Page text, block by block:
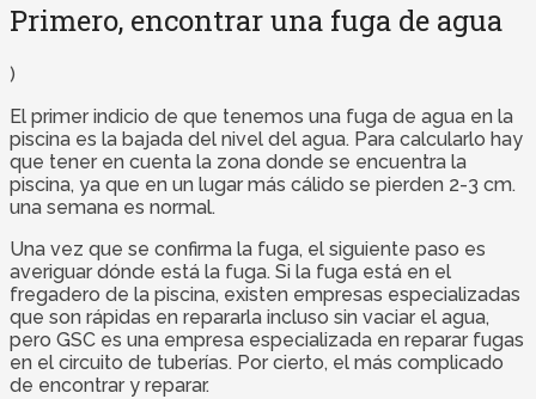
Primero, encontrar una fuga de agua
)
El primer indicio de que tenemos una fuga de agua en la
piscina es la bajada del nivel del agua. Para calcularlo hay
que tener en cuenta la zona donde se encuentra la
piscina, ya que en un lugar más cálido se pierden 2-3 cm.
una semana es normal.
Una vez que se confirma la fuga, el siguiente paso es
averiguar dónde está la fuga. Si la fuga está en el
fregadero de la piscina, existen empresas especializadas
que son rápidas en repararla incluso sin vaciar el agua,
pero GSC es una empresa especializada en reparar fugas
en el circuito de tuberías. Por cierto, el más complicado
de encontrar y reparar.